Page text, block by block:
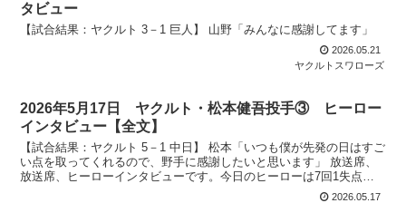
タビュー
【試合結果：ヤクルト 3－1 巨人】 山野「みんなに感謝してます」
2026.05.21
ヤクルトスワローズ
2026年5月17日 ヤクルト・松本健吾投手③ ヒーロー
インタビュー【全文】
【試合結果：ヤクルト 5－1 中日】 松本「いつも僕が先発の日はすご
い点を取ってくれるので、野手に感謝したいと思います」 放送席、
放送席、ヒーローインタビューです。今日のヒーローは7回1失点好
2026.05.17